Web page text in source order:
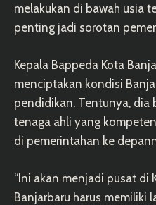
melakukan di bawah usia
penting jadi sorotan
Kepala Bappeda Kota
menciptakan kondisi
pendidikan. Tentunya, dia
tenaga ahli yang
di pemerintahan ke
“Ini akan menjadi pusat di
Banjarbaru harus memiliki